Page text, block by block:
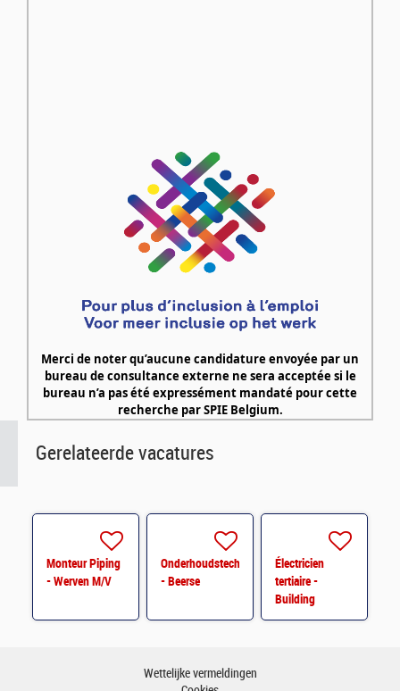
Merci de noter qu’aucune candidature envoyée par un
bureau de consultance externe ne sera acceptée si le
bureau n’a pas été expressément mandaté pour cette
recherche parSPIE Belgium.
Gerelateerde vacatures
Monteur Piping
- Werven M/V
Onderhoudstechnieker
- Beerse
Électricien
tertiaire -
Building
Projects
Wettelijke vermeldingen